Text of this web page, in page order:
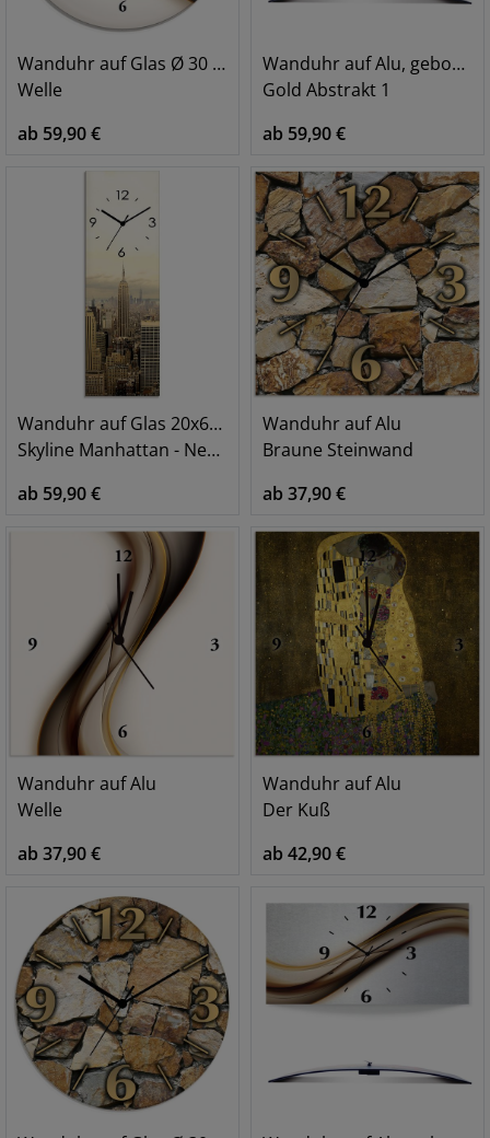
Wanduhr auf Glas Ø 30 cm
Welle
ab 59,90 €
Wanduhr auf Alu, gebogen
Gold Abstrakt 1
ab 59,90 €
Wanduhr auf Glas 20x60 cm
Skyline Manhattan - New York
ab 59,90 €
Wanduhr auf Alu
Braune Steinwand
ab 37,90 €
Wanduhr auf Alu
Welle
ab 37,90 €
Wanduhr auf Alu
Der Kuß
ab 42,90 €